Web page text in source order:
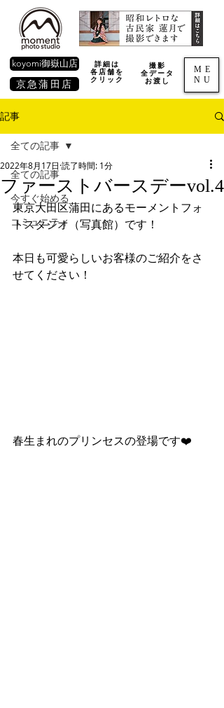
京急蒲田店
koyomi御嶽山店
撮影
全データ
お渡し
ME
NU
詳細は
各店舗を
​クリック
記事
全ての記事
今すぐ始める
コミュニティ
全ての記事
ファーストバースデーvol.4
2022年8月17日 読了時間: 1分
東京大田区蒲田にあるモーメントフォ
トスタジオ（写真館）です！
本日も可愛らしいお客様のご紹介をさ
せてください！
春生まれのプリンセスの登場です❤️